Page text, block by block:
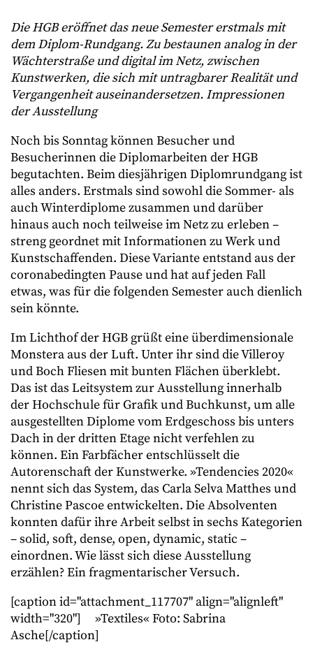
Die HGB eröffnet das neue Semester erstmals mit
dem Diplom-Rundgang. Zu bestaunen analog in der
Wächterstraße und digital im Netz, zwischen
Kunstwerken, die sich mit untragbarer Realität und
Vergangenheit auseinandersetzen. Impressionen
der Ausstellung
Noch bis Sonntag können Besucher und
Besucherinnen die Diplomarbeiten der HGB
begutachten. Beim diesjährigen Diplomrundgang ist
alles anders. Erstmals sind sowohl die Sommer- als
auch Winterdiplome zusammen und darüber
hinaus auch noch teilweise im Netz zu erleben –
streng geordnet mit Informationen zu Werk und
Kunstschaffenden. Diese Variante entstand aus der
coronabedingten Pause und hat auf jeden Fall
etwas, was für die folgenden Semester auch dienlich
sein könnte.
Im Lichthof der HGB grüßt eine überdimensionale
Monstera aus der Luft. Unter ihr sind die Villeroy
und Boch Fliesen mit bunten Flächen überklebt.
Das ist das Leitsystem zur Ausstellung innerhalb
der Hochschule für Grafik und Buchkunst, um alle
ausgestellten Diplome vom Erdgeschoss bis unters
Dach in der dritten Etage nicht verfehlen zu
können. Ein Farbfächer entschlüsselt die
Autorenschaft der Kunstwerke. »Tendencies 2020«
nennt sich das System, das Carla Selva Matthes und
Christine Pascoe entwickelten. Die Absolventen
konnten dafür ihre Arbeit selbst in sechs Kategorien
– solid, soft, dense, open, dynamic, static –
einordnen. Wie lässt sich diese Ausstellung
erzählen? Ein fragmentarischer Versuch.
[caption id="attachment_117707" align="alignleft"
width="320"]
»Textiles« Foto: Sabrina
Asche[/caption]